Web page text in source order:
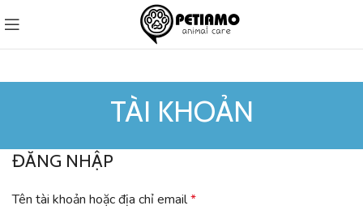
TÀI KHOẢN
ĐĂNG NHẬP
Tên tài khoản hoặc địa chỉ email*